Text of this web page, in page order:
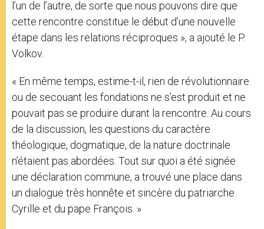
l’un de l’autre, de sorte que nous pouvons dire que
cette rencontre constitue le début d’une nouvelle
étape dans les relations réciproques », a ajouté le P.
Volkov.
« En même temps, estime-t-il, rien de révolutionnaire
ou de secouant les fondations ne s’est produit et ne
pouvait pas se produire durant la rencontre. Au cours
de la discussion, les questions du caractère
théologique, dogmatique, de la nature doctrinale
n’étaient pas abordées. Tout sur quoi a été signée
une déclaration commune, a trouvé une place dans
un dialogue très honnête et sincère du patriarche
Cyrille et du pape François. »